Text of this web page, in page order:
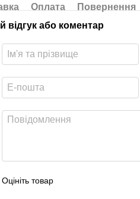
Оплата
Повернення
відгук або коментар
Оцініть товар